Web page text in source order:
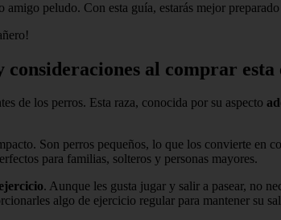
peludo. Con esta guía, estarás mejor
al comprar
de los perros. Esta raza, conocida por su aspecto
Son perros pequeños, lo que los convierte en
para familias, solteros y personas mayores.
. Aunque les gusta jugar y salir a pasear, no
algo de ejercicio regular para mantener su